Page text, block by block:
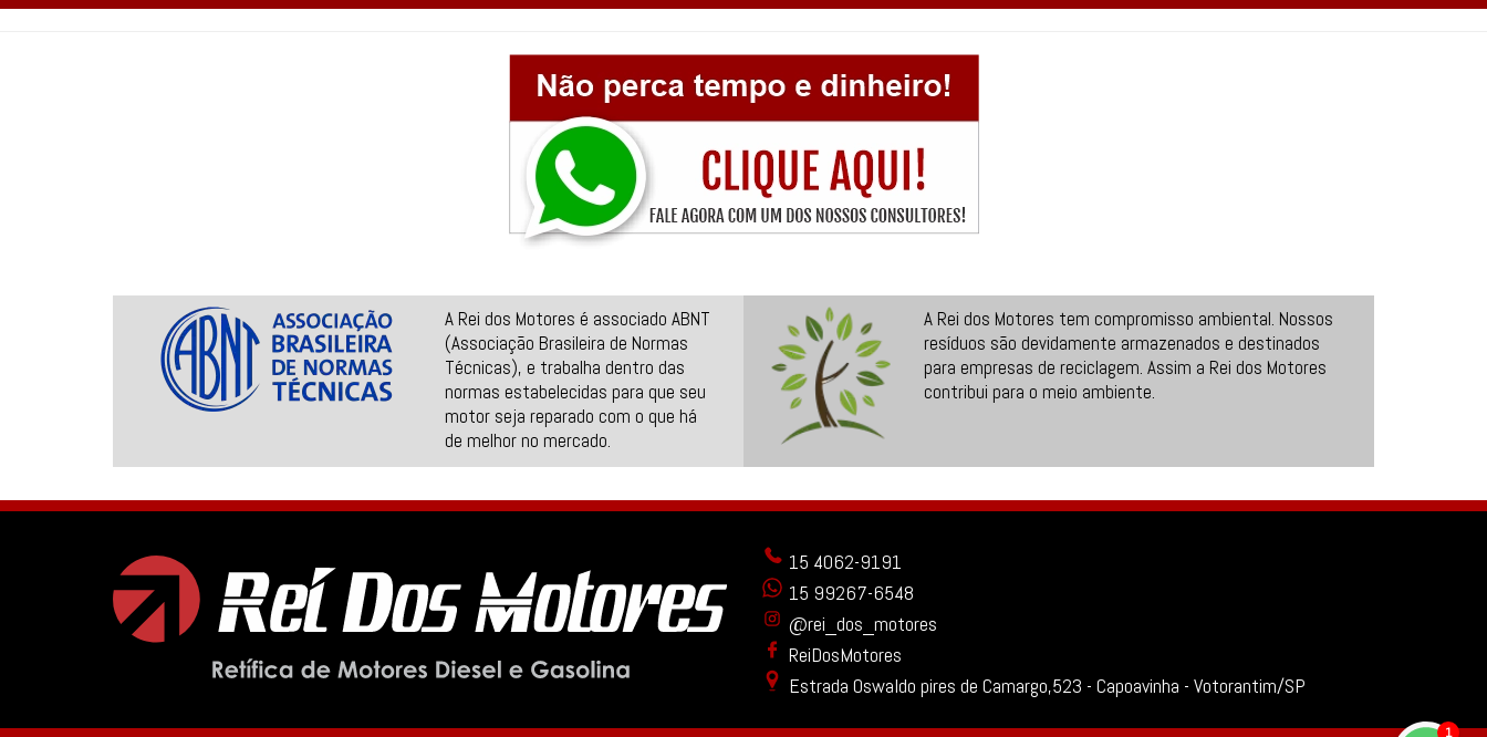
A Rei dos Motores é associado ABNT
(Associação Brasileira de Normas
Técnicas), e trabalha dentro das
normas estabelecidas para que seu
motor seja reparado com o que há
de melhor no mercado.
A Rei dos Motores tem compromisso ambiental. Nossos
resíduos são devidamente armazenados e destinados
para empresas de reciclagem. Assim a Rei dos Motores
contribui para o meio ambiente.
1
15 4062-9191
15 99267-6548
@rei_dos_motores
ReiDosMotores
Estrada Oswaldo pires de Camargo,523 - Capoavinha - Votorantim/SP